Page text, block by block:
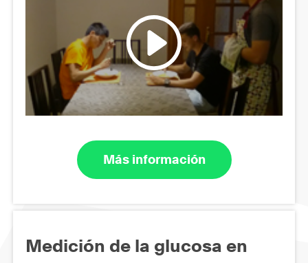
Más información
Medición de la glucosa en